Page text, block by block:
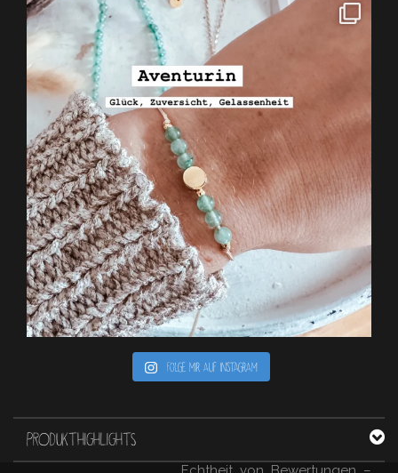
Folge mir auf Instagram
PRODUKTHIGHLIGHTS